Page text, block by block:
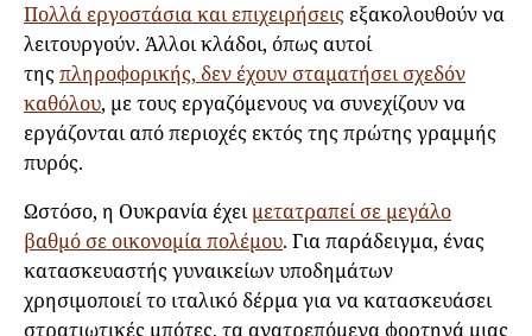
Πολλά εργοστάσια και επιχειρήσεις εξακολουθούν να
λειτουργούν. Άλλοι κλάδοι, όπως αυτοί
τηςπληροφορικής, δεν έχουν σταματήσει σχεδόν
καθόλου, με τους εργαζόμενους να συνεχίζουν να
εργάζονται από περιοχές εκτός της πρώτης γραμμής
πυρός.
Ωστόσο, η Ουκρανία έχειμετατραπεί σε μεγάλο
βαθμό σε οικονομία πολέμου. Για παράδειγμα, ένας
κατασκευαστής γυναικείων υποδημάτων
χρησιμοποιεί το ιταλικό δέρμα για να κατασκευάσει
στρατιωτικές μπότες, τα ανατρεπόμενα φορτηγά μιας